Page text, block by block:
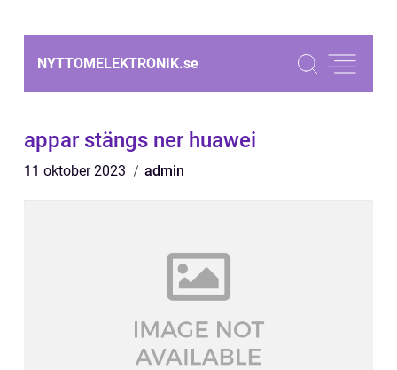
NYTTOMELEKTRONIK.se
appar stängs ner huawei
11 oktober 2023 admin